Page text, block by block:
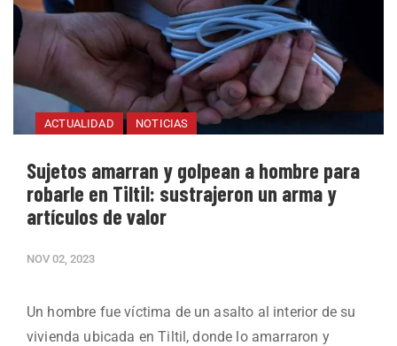
ACTUALIDAD NOTICIAS
Sujetos amarran y golpean a hombre para
robarle en Tiltil: sustrajeron un arma y
artículos de valor
NOV 02, 2023
Un hombre fue víctima de un asalto al interior de su
vivienda ubicada en Tiltil, donde lo amarraron y